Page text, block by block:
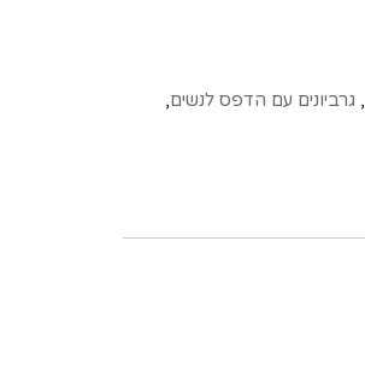
, גרביונים עם הדפס לנשים,